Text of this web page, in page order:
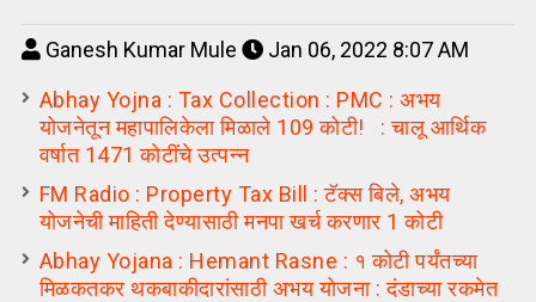
Ganesh Kumar Mule
Jan 06, 2022 8:07 AM
Abhay Yojna : Tax Collection : PMC : अभय
योजनेतून महापालिकेला मिळाले 109 कोटी! : चालू आर्थिक
वर्षात 1471 कोटींचे उत्पन्न
FM Radio : Property Tax Bill : टॅक्स बिले, अभय
योजनेची माहिती देण्यासाठी मनपा खर्च करणार 1 कोटी
Abhay Yojana : Hemant Rasne : १ कोटी पर्यंतच्या
मिळकतकर थकबाकीदारांसाठी अभय योजना : दंडाच्या रकमेत